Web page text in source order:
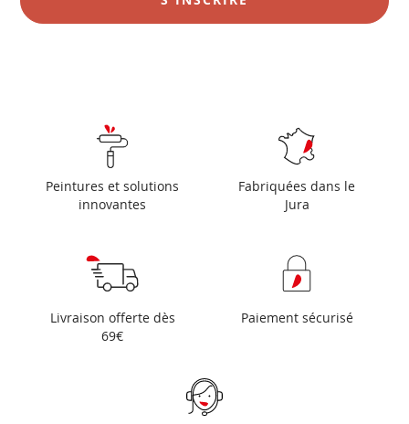
:
Peintures et solutions
innovantes
Fabriquées dans le
Jura
Livraison offerte dès
69€
Paiement sécurisé